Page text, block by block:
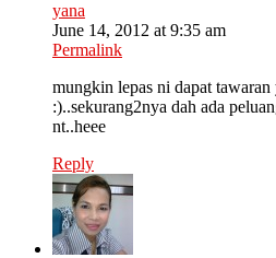
yana
June 14, 2012 at 9:35 am
Permalink
mungkin lepas ni dapat
:)..sekurang2nya dah ada
nt..heee
Reply